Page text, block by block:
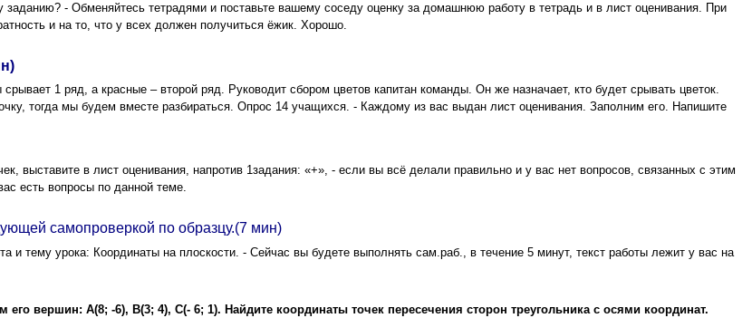
- Обменяйтесь тетрадями и поставьте вашему соседу оценку за домашнюю работу в тетрадь и в лист оценивания. При
и на то, что у всех должен получиться ёжик. Хорошо.
1 ряд, а красные – второй ряд. Руководит сбором цветов капитан команды. Он же назначает, кто будет срывать цветок.
тогда мы будем вместе разбираться. Опрос 14 учащихся. - Каждому из вас выдан лист оценивания. Заполним его. Напишите
выставите в лист оценивания, напротив 1задания: «+», - если вы всё делали правильно и у вас нет вопросов, связанных с этим
есть вопросы по данной теме.
самопроверкой по образцу.(7 мин)
и тему урока: Координаты на плоскости. - Сейчас вы будете выполнять сам.раб., в течение 5 минут, текст работы лежит у вас на
вершин: А(8; -6), В(3; 4), С(- 6; 1). Найдите координаты точек пересечения сторон треугольника с осями координат.